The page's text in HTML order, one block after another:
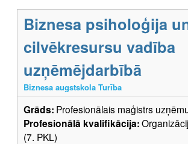
Biznesa psiholoģija
cilvēkresursu vadība
uzņēmējdarbībā
Biznesa augstskola Turība
Grāds: Profesionālais maģistrs
Profesionālā kvalifikācija:
(7. PKL)